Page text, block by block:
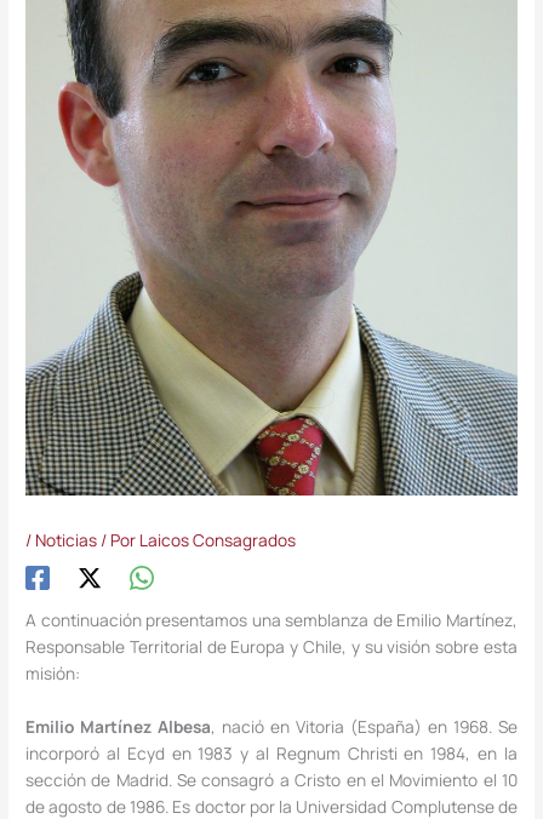
/ Noticias / Por Laicos Consagrados
A continuación presentamos una semblanza de Emilio Martínez,
Responsable Territorial de Europa y Chile, y su visión sobre esta
misión:
Emilio Martínez Albesa, nació en Vitoria (España) en 1968. Se
incorporó al Ecyd en 1983 y al Regnum Christi en 1984, en la
sección de Madrid. Se consagró a Cristo en el Movimiento el 10
de agosto de 1986. Es doctor por la Universidad Complutense de